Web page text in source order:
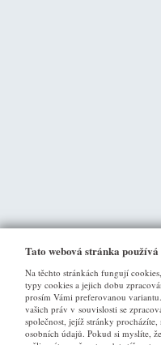
VŠE O
Tato webová stránka používá
Na těchto stránkách fungují
typy cookies a jejich dobu
prosím Vámi preferovanou
vašich práv v souvislosti se
společnost, jejíž stránky
osobních údajů. Pokud si myslíte,